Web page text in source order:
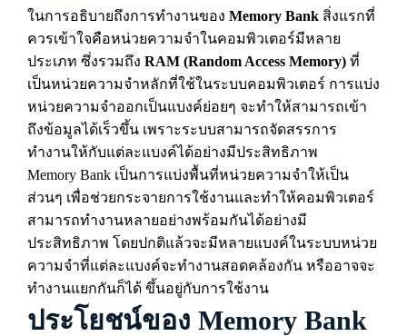
ในการอธิบายถึงการทำงานของ Memory Bank สิ่งแรกที่
ควรเข้าใจคือหน่วยความจำในคอมพิวเตอร์มีหลาย
ประเภท ซึ่งรวมถึง RAM (Random Access Memory) ที่
เป็นหน่วยความจำหลักที่ใช้ในระบบคอมพิวเตอร์ การแบ่ง
หน่วยความจำออกเป็นแบงค์ย่อยๆ จะทำให้สามารถเข้า
ถึงข้อมูลได้เร็วขึ้น เพราะระบบสามารถจัดสรรการ
ทำงานให้กับแต่ละแบงค์ได้อย่างมีประสิทธิภาพ
Memory Bank เป็นการแบ่งพื้นที่หน่วยความจำให้เป็น
ส่วนๆ เพื่อช่วยกระจายการใช้งานและทำให้คอมพิวเตอร์
สามารถทำงานหลายอย่างพร้อมกันได้อย่างมี
ประสิทธิภาพ โดยปกติแล้วจะมีหลายแบงค์ในระบบหน่วย
ความจำที่แต่ละแบงค์จะทำงานสอดคล้องกัน หรืออาจจะ
ทำงานแยกกันก็ได้ ขึ้นอยู่กับการใช้งาน
ประโยชน์ของ Memory Bank